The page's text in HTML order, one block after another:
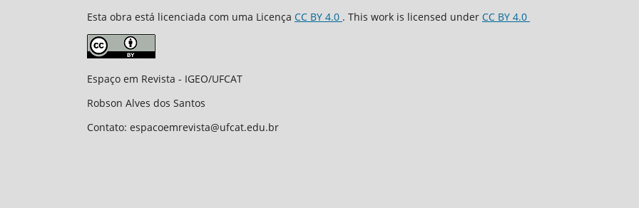
Esta obra está licenciada com uma Licença CC BY 4.0 . This work is licensed under CC BY 4.0
Espaço em Revista - IGEO/UFCAT
Robson Alves dos Santos
Contato: espacoemrevista@ufcat.edu.br